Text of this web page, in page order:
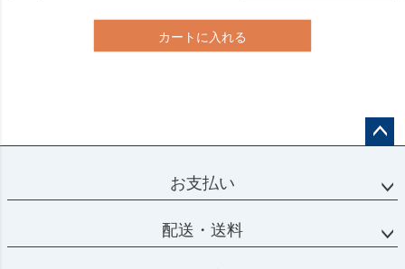
カートに入れる
ップ
お支払い
配送・送料